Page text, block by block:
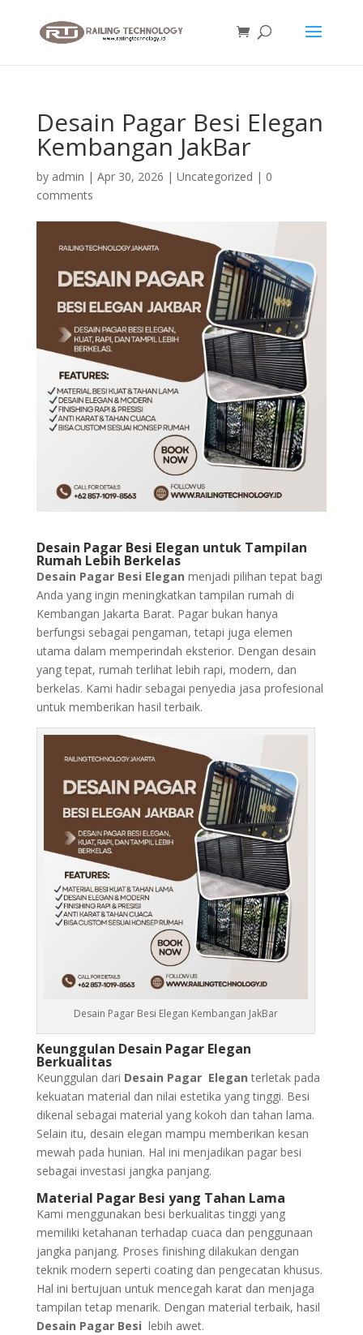
Desain Pagar Besi Elegan
Kembangan JakBar
by admin | Apr 30, 2026 | Uncategorized | 0
comments
Desain Pagar Besi Elegan untuk Tampilan
Rumah Lebih Berkelas
Desain Pagar Besi Elegan menjadi pilihan tepat bagi
Anda yang ingin meningkatkan tampilan rumah di
Kembangan Jakarta Barat. Pagar bukan hanya
berfungsi sebagai pengaman, tetapi juga elemen
utama dalam memperindah eksterior. Dengan desain
yang tepat, rumah terlihat lebih rapi, modern, dan
berkelas. Kami hadir sebagai penyedia jasa profesional
untuk memberikan hasil terbaik.
Desain Pagar Besi Elegan Kembangan JakBar
Keunggulan Desain Pagar Elegan
Berkualitas
Keunggulan dari Desain Pagar Elegan terletak pada
kekuatan material dan nilai estetika yang tinggi. Besi
dikenal sebagai material yang kokoh dan tahan lama.
Selain itu, desain elegan mampu memberikan kesan
mewah pada hunian. Hal ini menjadikan pagar besi
sebagai investasi jangka panjang.
Material Pagar Besi yang Tahan Lama
Kami menggunakan besi berkualitas tinggi yang
memiliki ketahanan terhadap cuaca dan penggunaan
jangka panjang. Proses finishing dilakukan dengan
teknik modern seperti coating dan pengecatan khusus.
Hal ini bertujuan untuk mencegah karat dan menjaga
tampilan tetap menarik. Dengan material terbaik, hasil
Desain Pagar Besi lebih awet.